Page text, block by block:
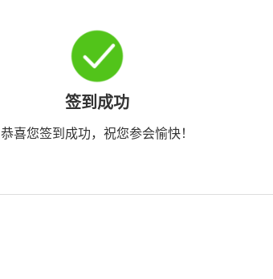
签到成功
恭喜您签到成功，祝您参会愉快！